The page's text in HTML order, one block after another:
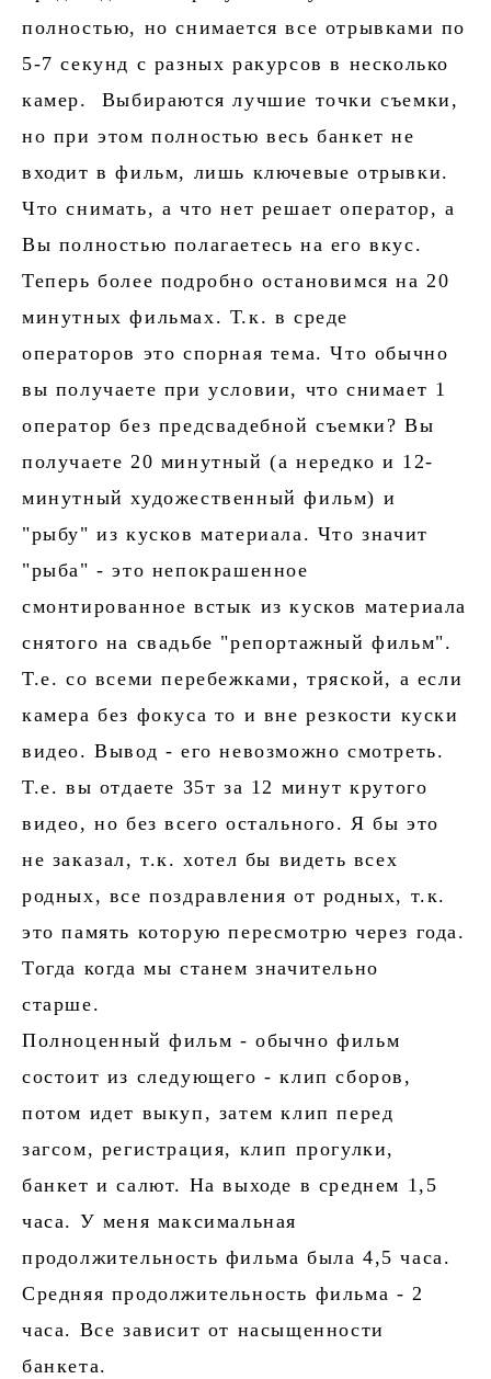
полностью, но снимается все отрывками по
5-7 секунд с разных ракурсов в несколько
камер. Выбираются лучшие точки съемки,
но при этом полностью весь банкет не
входит в фильм, лишь ключевые отрывки.
Что снимать, а что нет решает оператор, а
Вы полностью полагаетесь на его вкус.
Теперь более подробно остановимся на 20
минутных фильмах. Т.к. в среде
операторов это спорная тема. Что обычно
вы получаете при условии, что снимает 1
оператор без предсвадебной съемки? Вы
получаете 20 минутный (а нередко и 12-
минутный художественный фильм) и
"рыбу" из кусков материала. Что значит
"рыба" - это непокрашенное
смонтированное встык из кусков материала
снятого на свадьбе "репортажный фильм".
Т.е. со всеми перебежками, тряской, а если
камера без фокуса то и вне резкости куски
видео. Вывод - его невозможно смотреть.
Т.е. вы отдаете 35т за 12 минут крутого
видео, но без всего остального. Я бы это
не заказал, т.к. хотел бы видеть всех
родных, все поздравления от родных, т.к.
это память которую пересмотрю через года.
Тогда когда мы станем значительно
старше.
Полноценный фильм - обычно фильм
состоит из следующего - клип сборов,
потом идет выкуп, затем клип перед
загсом, регистрация, клип прогулки,
банкет и салют. На выходе в среднем 1,5
часа. У меня максимальная
продолжительность фильма была 4,5 часа.
Средняя продолжительность фильма - 2
часа. Все зависит от насыщенности
банкета.